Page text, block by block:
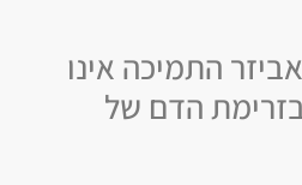
התמיכה אינו
הדם של